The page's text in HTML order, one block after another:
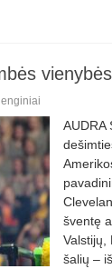
AUDRA
šventę
Valstijų,
šalių –